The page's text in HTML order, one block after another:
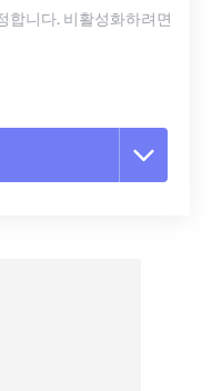
합니다. 비활성화하려면